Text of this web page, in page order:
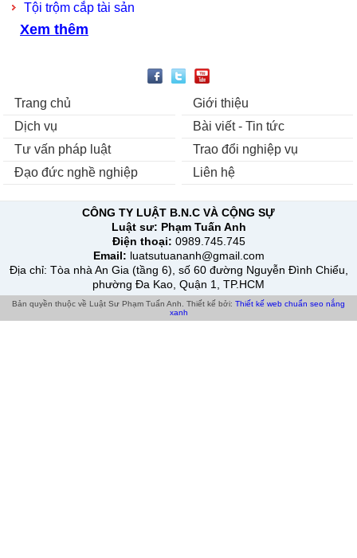
Tội trộm cắp tài sản
Xem thêm
Trang chủ
Giới thiệu
Dịch vụ
Bài viết - Tin tức
Tư vấn pháp luật
Trao đổi nghiệp vụ
Đạo đức nghề nghiệp
Liên hệ
CÔNG TY LUẬT B.N.C VÀ CỘNG SỰ
Luật sư: Phạm Tuấn Anh
Điện thoại: 0989.745.745
Email: luatsutuananh@gmail.com
Địa chỉ: Tòa nhà An Gia (tầng 6), số 60 đường Nguyễn Đình Chiểu,
phường Đa Kao, Quận 1, TP.HCM
Bản quyền thuộc về Luật Sư Phạm Tuấn Anh. Thiết kế bởi: Thiết kế web chuẩn seo nắng
xanh